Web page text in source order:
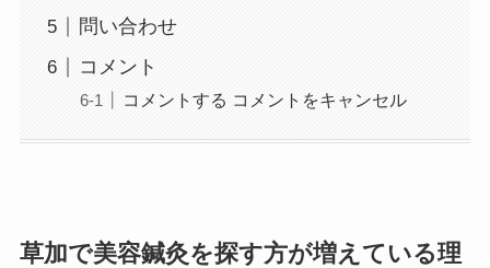
問い合わせ
コメント
コメントする コメントをキャンセル
草加で美容鍼灸を探す方が増えている理